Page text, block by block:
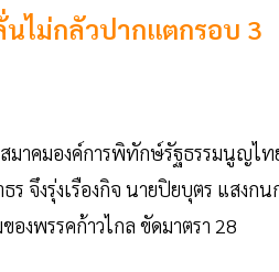
ไม่กลัวปากแตกรอบ 3
สมาคมองค์การพิทักษ์รัฐธรรมนูญไท
จึงรุ่งเรืองกิจ นายปิยบุตร แสงกน
งพรรคก้าวไกล ขัดมาตรา 28